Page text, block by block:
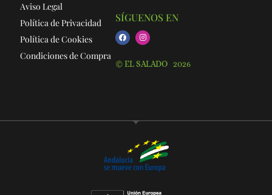
Aviso Legal
Política de Privacidad
Política de Cookies
Condiciones de Compra
SÍGUENOS EN
© EL SALADO 2026